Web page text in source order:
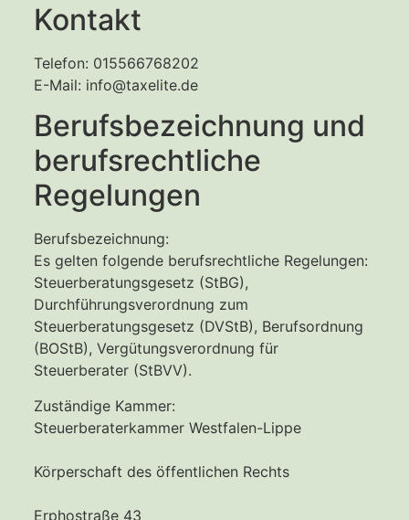
Kontakt
Telefon: 015566768202
E-Mail: info@taxelite.de
Berufsbezeichnung und
berufsrechtliche
Regelungen
Berufsbezeichnung:
Es gelten folgende berufsrechtliche Regelungen:
Steuerberatungsgesetz (StBG),
Durchführungsverordnung zum
Steuerberatungsgesetz (DVStB), Berufsordnung
(BOStB), Vergütungsverordnung für
Steuerberater (StBVV).
Zuständige Kammer:
Steuerberaterkammer Westfalen-Lippe
Körperschaft des öffentlichen Rechts
Erphostraße 43